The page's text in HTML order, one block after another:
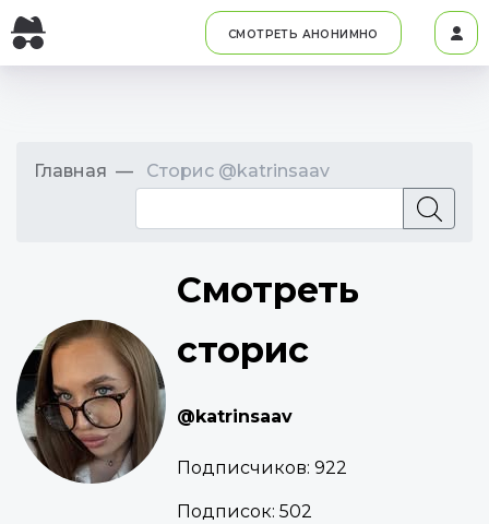
СМОТРЕТЬ АНОНИМНО
Главная Сторис @katrinsaav
Смотреть
сторис
@katrinsaav
Подписчиков: 922
Подписок: 502